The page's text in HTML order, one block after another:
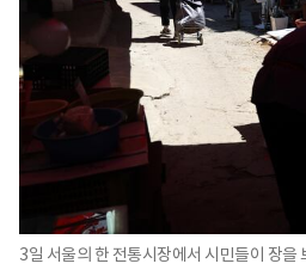
3일 서울의 한 전통시장에서 시민들이 장을